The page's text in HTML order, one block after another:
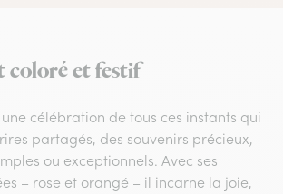
coloré et festif
célébration de tous ces instants qui
partagés, des souvenirs précieux,
ou exceptionnels. Avec ses
– rose et orangé – il incarne la joie,